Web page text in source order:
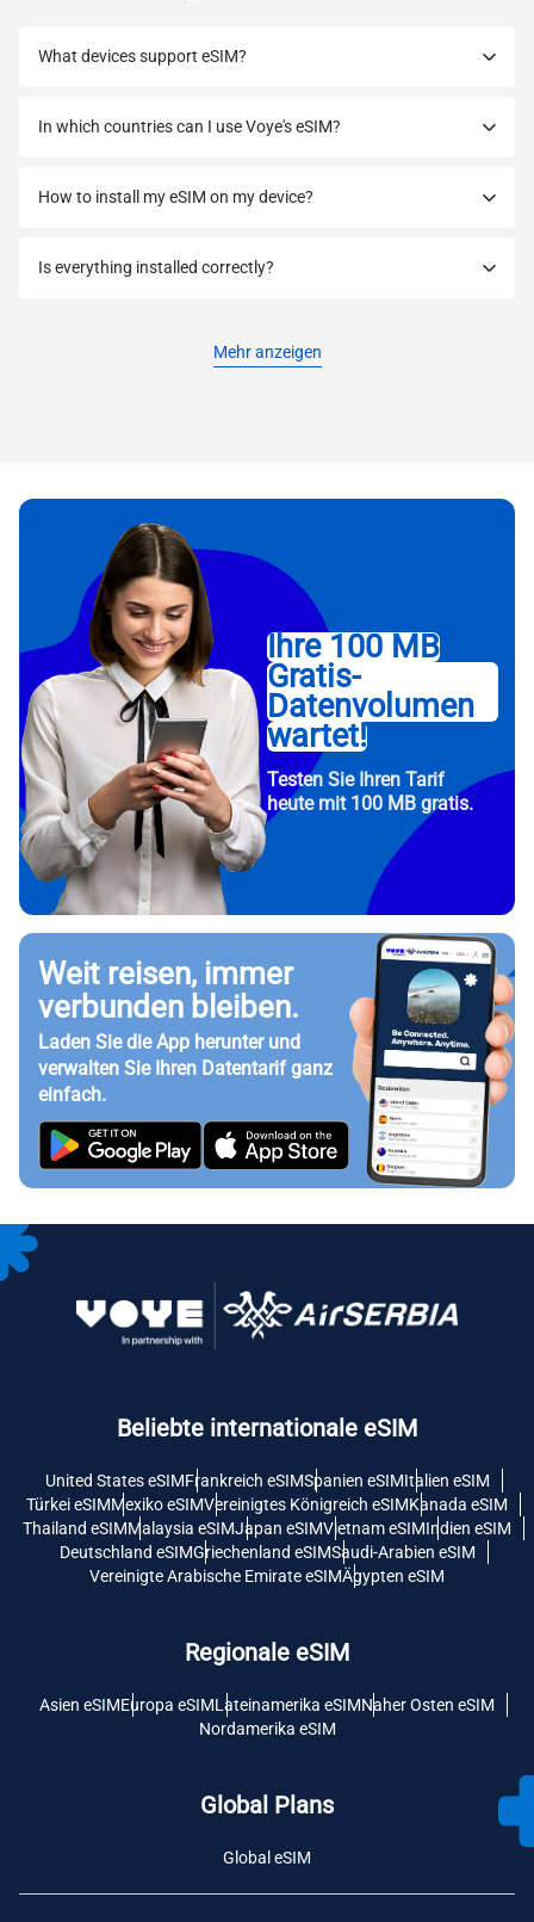
What devices support eSIM?
In which countries can I use Voye's eSIM?
How to install my eSIM on my device?
Is everything installed correctly?
Mehr anzeigen
Ihre 100 MB
Gratis-
Datenvolumen
wartet!
Testen Sie Ihren Tarif
heute mit 100 MB gratis.
Weit reisen, immer
verbunden bleiben.
Laden Sie die App herunter und
verwalten Sie Ihren Datentarif ganz
einfach.
Beliebte internationale eSIM
United States eSIMFrankreich eSIMSpanien eSIMItalien eSIM
Türkei eSIMMexiko eSIMVereinigtes Königreich eSIMKanada eSIM
Thailand eSIMMalaysia eSIMJapan eSIMVietnam eSIMIndien eSIM
Deutschland eSIMGriechenland eSIMSaudi-Arabien eSIM
Vereinigte Arabische Emirate eSIMÄgypten eSIM
Regionale eSIM
Asien eSIMEuropa eSIMLateinamerika eSIMNaher Osten eSIM
Nordamerika eSIM
Global Plans
Global eSIM